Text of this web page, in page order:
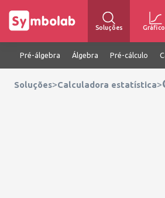
Soluções
Pré-álgebra Álgebra Pré-cálculo
Soluções>Calculadora estatística>